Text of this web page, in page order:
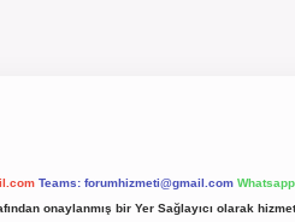
Teams: forumhizmeti@gmail.com
onaylanmış bir Yer Sağlayıcı olarak